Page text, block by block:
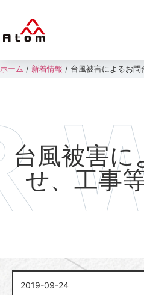
ホーム / 新着情報 / 台風被害によるお
台風被害に
せ、工事
2019-09-24